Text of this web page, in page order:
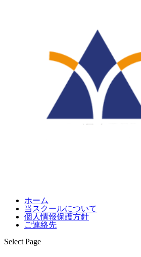
ホーム
当スクールについて
個人情報保護方針
ご連絡先
Select Page